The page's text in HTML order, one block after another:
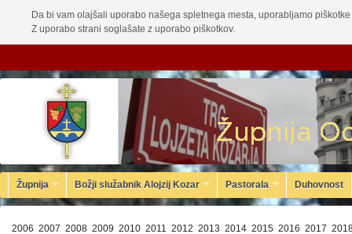
Da bi vam olajšali uporabo našega spletnega mesta, uporabljamo
Z uporabo strani soglašate z uporabo piškotkov.
Župnija Božji služabnik Alojzij Kozar Pastorala Duhovnost
2006 2007 2008 2009 2010 2011 2012 2013 2014 2015 2016 2017